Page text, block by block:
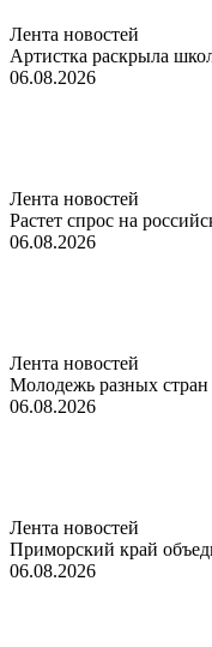
Лента новостей
Артистка раскрыла
06.08.2026
Лента новостей
Растет спрос на
06.08.2026
Лента новостей
Молодежь разных стран
06.08.2026
Лента новостей
Приморский край
06.08.2026